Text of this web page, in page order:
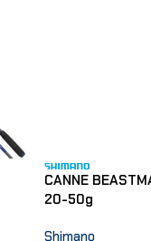
CANNE
20-50g
Shimano